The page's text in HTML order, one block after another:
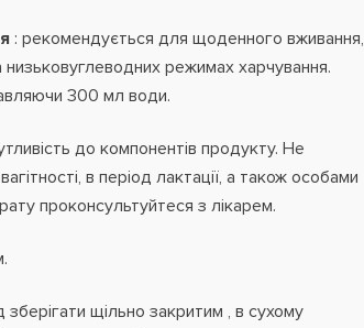
: рекомендується для щоденного вживання,
низьковуглеводних режимах харчування.
300 мл води.
до компонентів продукту. Не
в період лактації, а також особами
проконсультуйтеся з лікарем.
зберігати щільно закритим , в сухому